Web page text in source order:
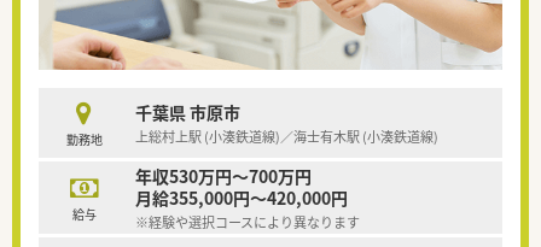
勤務地
千葉県 市原市
上総村上駅 (小湊鉄道線)／海士有木駅 (小湊鉄道線)
給与
年収530万円～700万円
月給355,000円～420,000円
※経験や選択コースにより異なります